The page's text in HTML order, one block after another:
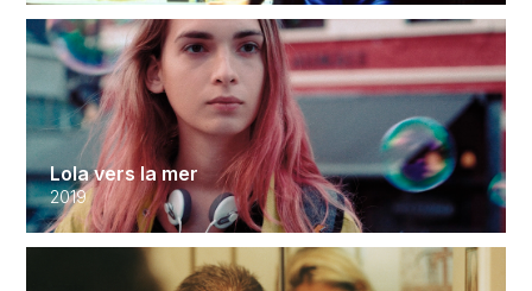
Lola vers la mer
2019